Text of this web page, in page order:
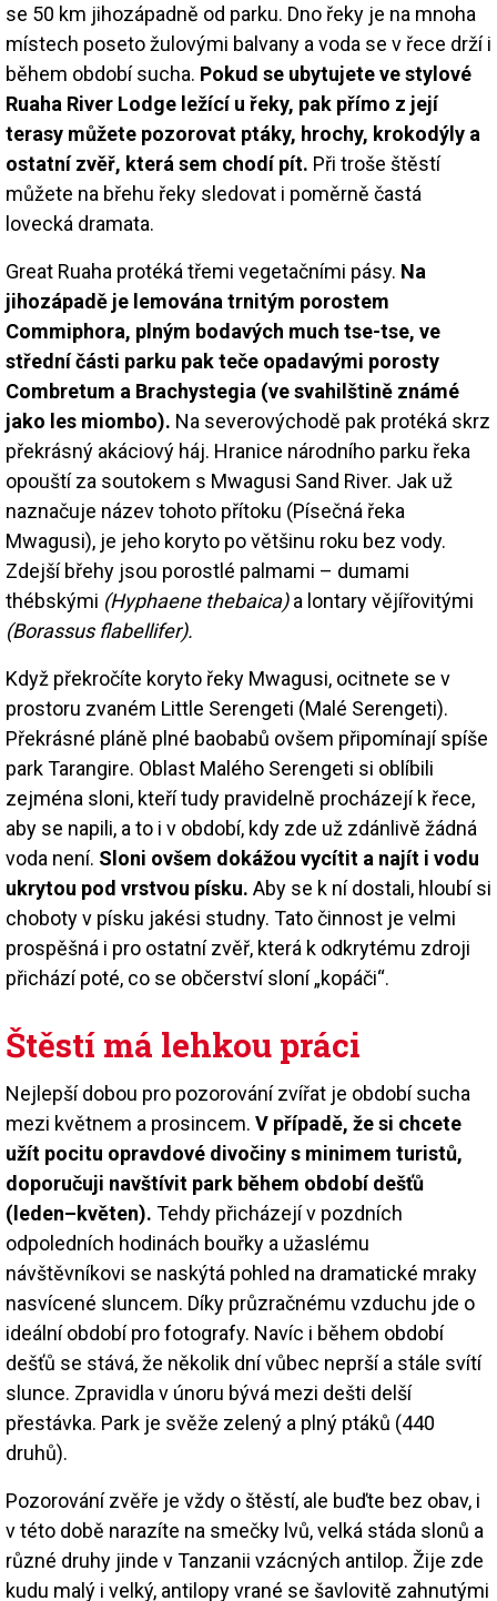
se 50 km jihozápadně od parku. Dno řeky je na mnoha
místech poseto žulovými balvany a voda se v řece drží i
během období sucha. Pokud se ubytujete ve stylové
Ruaha River Lodge ležící u řeky, pak přímo z její
terasy můžete pozorovat ptáky, hrochy, krokodýly a
ostatní zvěř, která sem chodí pít. Při troše štěstí
můžete na břehu řeky sledovat i poměrně častá
lovecká dramata.
Great Ruaha protéká třemi vegetačními pásy. Na
jihozápadě je lemována trnitým porostem
Commiphora, plným bodavých much tse-tse, ve
střední části parku pak teče opadavými porosty
Combretum a Brachystegia (ve svahilštině známé
jako les miombo). Na severovýchodě pak protéká skrz
překrásný akáciový háj. Hranice národního parku řeka
opouští za soutokem s Mwagusi Sand River. Jak už
naznačuje název tohoto přítoku (Písečná řeka
Mwagusi), je jeho koryto po většinu roku bez vody.
Zdejší břehy jsou porostlé palmami – dumami
thébskými (Hyphaene thebaica)a lontary vějířovitými
(Borassus flabellifer).
Když překročíte koryto řeky Mwagusi, ocitnete se v
prostoru zvaném Little Serengeti (Malé Serengeti).
Překrásné pláně plné baobabů ovšem připomínají spíše
park Tarangire. Oblast Malého Serengeti si oblíbili
zejména sloni, kteří tudy pravidelně procházejí k řece,
aby se napili, a to i v období, kdy zde už zdánlivě žádná
voda není. Sloni ovšem dokážou vycítit a najít i vodu
ukrytou pod vrstvou písku. Aby se k ní dostali, hloubí si
choboty v písku jakési studny. Tato činnost je velmi
prospěšná i pro ostatní zvěř, která k odkrytému zdroji
přichází poté, co se občerství sloní „kopáči“.
Štěstí má lehkou práci
Nejlepší dobou pro pozorování zvířat je období sucha
mezi květnem a prosincem. V případě, že si chcete
užít pocitu opravdové divočiny s minimem turistů,
doporučuji navštívit park během období dešťů
(leden–květen). Tehdy přicházejí v pozdních
odpoledních hodinách bouřky a užaslému
návštěvníkovi se naskýtá pohled na dramatické mraky
nasvícené sluncem. Díky průzračnému vzduchu jde o
ideální období pro fotografy. Navíc i během období
dešťů se stává, že několik dní vůbec neprší a stále svítí
slunce. Zpravidla v únoru bývá mezi dešti delší
přestávka. Park je svěže zelený a plný ptáků (440
druhů).
Pozorování zvěře je vždy o štěstí, ale buďte bez obav, i
v této době narazíte na smečky lvů, velká stáda slonů a
různé druhy jinde v Tanzanii vzácných antilop. Žije zde
kudu malý i velký, antilopy vrané se šavlovitě zahnutými